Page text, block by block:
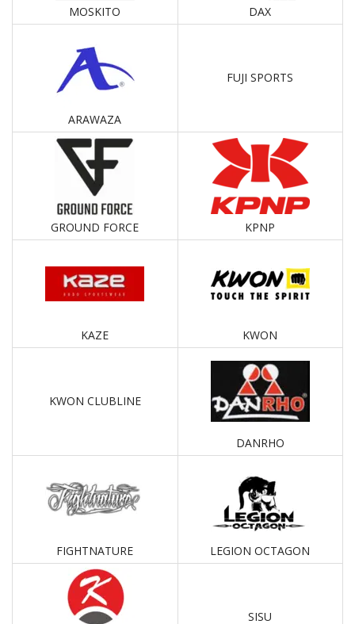
MOSKITO DAX
ARAWAZA
FUJI SPORTS
GROUND FORCE KPNP
KAZE KWON
KWON CLUBLINE
DANRHO
FIGHTNATURE LEGION OCTAGON
SISU